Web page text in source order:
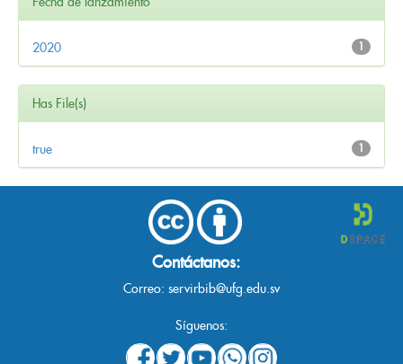
1
2020
Has File(s)
1
true
Contáctanos:
Correo: servirbib@ufg.edu.sv
Síguenos: